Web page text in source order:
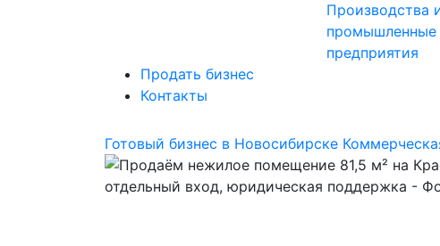
Производства
промышленные
предприятия
Продать бизнес
Контакты
Готовый бизнес в Новосибирске